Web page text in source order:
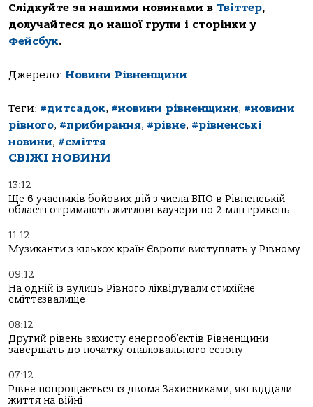
Слідкуйте за нашими новинами в Твіттер,
долучайтеся до нашої групи і сторінки у
Фейсбук.
Джерело: Новини Рівненщини
Теги: #дитсадок, #новини рівненщини, #новини
рівного, #прибирання, #рівне, #рівненські
новини, #сміття
СВІЖІ НОВИНИ
13:12
Ще 6 учасників бойових дій з числа ВПО в Рівненській
області отримають житлові ваучери по 2 млн гривень
11:12
Музиканти з кількох країн Європи виступлять у Рівному
09:12
На одній із вулиць Рівного ліквідували стихійне
сміттєзвалище
08:12
Другий рівень захисту енергооб’єктів Рівненщини
завершать до початку опалювального сезону
07:12
Рівне попрощається із двома Захисниками, які віддали
життя на війні